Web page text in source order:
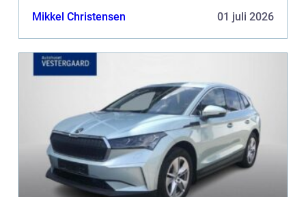
Mikkel Christensen 01 juli 2026